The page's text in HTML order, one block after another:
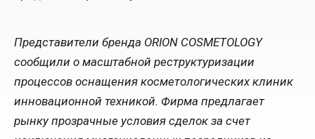
Представители бренда ORION COSMETOLOGY
сообщили о масштабной реструктуризации
процессов оснащения косметологических клиник
инновационной техникой. Фирма предлагает
рынку прозрачные условия сделок за счет